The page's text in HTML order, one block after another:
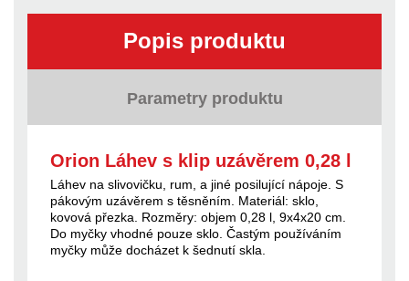
Popis produktu
Parametry produktu
Orion Láhev s klip uzávěrem 0,28 l
Láhev na slivovičku, rum, a jiné posilující nápoje. S
pákovým uzávěrem s těsněním. Materiál: sklo,
kovová přezka. Rozměry: objem 0,28 l, 9x4x20 cm.
Do myčky vhodné pouze sklo. Častým používáním
myčky může docházet k šednutí skla.